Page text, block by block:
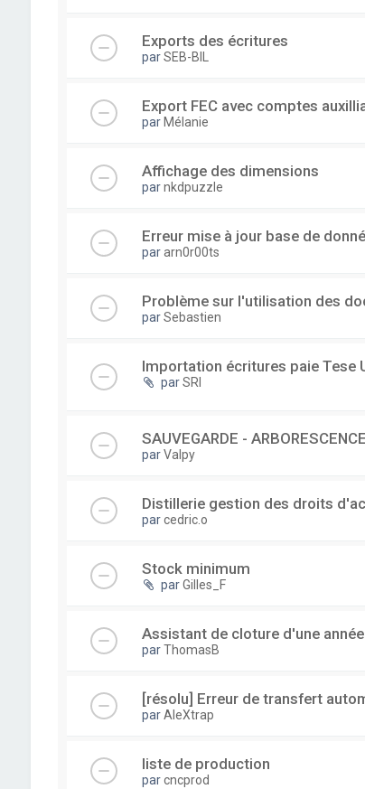
Exports des écritures
parSEB-BIL
Export FEC avec comptes
par Mélanie
Affichage des dimensions
parnkdpuzzle
Erreur mise à jour base de
pararn0r00ts
Problème sur l'utilisation des
parSebastien
Importation écritures paie Tese
parSRI
SAUVEGARDE -
parValpy
Distillerie gestion des droits
parcedric.o
Stock minimum
parGilles_F
Assistant de cloture d'une
parThomasB
[résolu] Erreur de transfert
parAleXtrap
liste de production
parcncprod